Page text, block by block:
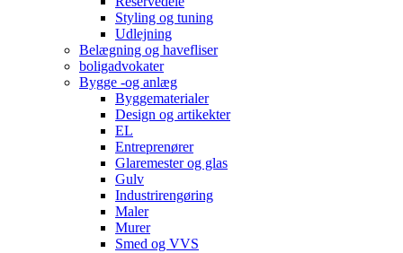
Styling og tuning
Udlejning
Belægning og havefliser
boligadvokater
Bygge -og anlæg
Byggematerialer
Design og artikekter
EL
Entreprenører
Glaremester og glas
Gulv
Industrirengøring
Maler
Murer
Smed og VVS